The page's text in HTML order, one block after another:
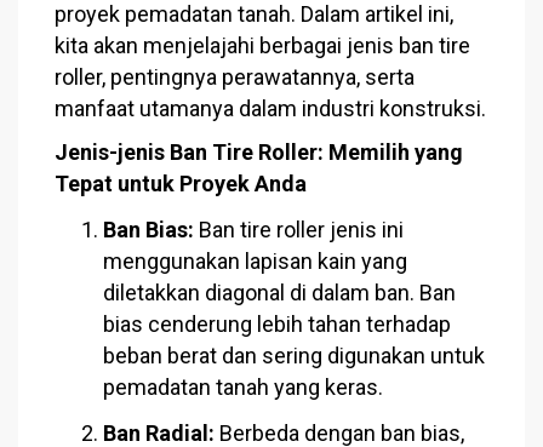
proyek pemadatan tanah. Dalam artikel ini,
kita akan menjelajahi berbagai jenis ban tire
roller, pentingnya perawatannya, serta
manfaat utamanya dalam industri konstruksi.
Jenis-jenis Ban Tire Roller: Memilih yang
Tepat untuk Proyek Anda
Ban Bias: Ban tire roller jenis ini
menggunakan lapisan kain yang
diletakkan diagonal di dalam ban. Ban
bias cenderung lebih tahan terhadap
beban berat dan sering digunakan untuk
pemadatan tanah yang keras.
Ban Radial: Berbeda dengan ban bias,